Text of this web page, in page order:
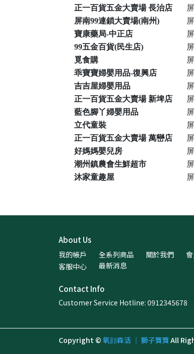
正一百貨五金大賣場 長治店
屏南99連鎖大賣場(南州)
寶康藥局-中正店
99五金百貨(民生店)
覓食購
乖寶寶婦嬰用品-復興店
吉吉屋婦嬰用品
正一百貨五金大賣場 新埤店
藍色腳丫婦嬰用品
立代童裝
正一百貨五金大賣場 萬巒店
好媽媽嬰兒房
潮州鎮農會生鮮超市
沐家童趣屋
About Us
我的帳戶 全系列商品 關於我們
客服中心
最新消息
Contact Info
Customer Service Hotline: 0912345678
Copyright © 氧顔森活 ｜ 獅子寶寶 All